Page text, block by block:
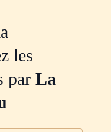
les
par La